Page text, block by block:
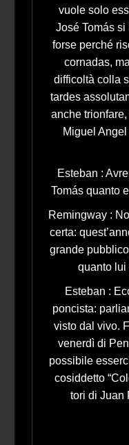
vuole solo
José Tomás
forse perché
cornadas,
difficoltà colla
tardes
anche
Miguel
Esteban :
Tomás quanto
Remingway :
certa:
grande
quanto lui
Esteban :
poncista:
visto dal vivo.
venerdì di
possibile
cosiddetto
tori di Juan